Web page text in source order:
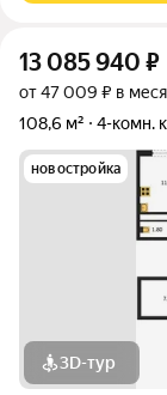
13 085 940 ₽
от 47 009 ₽ в
108,6 м²
4-комн.
новостройка
3D-тур